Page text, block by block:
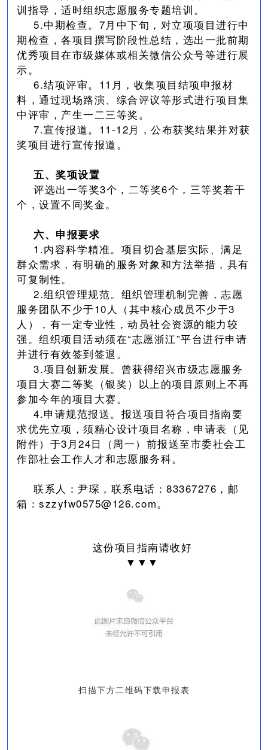
训指导，适时组织志愿服务专题培训。
5.中期检查。7月中下旬，对立项项目进行中
期检查，各项目撰写阶段性总结，选出一批前期
优秀项目在市级媒体或相关微信公众号等进行展
示。
6.结项评审。11月，收集项目结项申报材
料，通过现场路演、综合评议等形式进行项目集
中评审，产生一二三等奖。
7.宣传报道。11-12月，公布获奖结果并对获
奖项目进行宣传报道。
五、奖项设置
评选出一等奖3个，二等奖6个，三等奖若干
个，设置不同奖金。
六、申报要求
1.内容科学精准。项目切合基层实际、满足
群众需求，有明确的服务对象和方法举措，具有
可复制性。
2.组织管理规范。组织管理机制完善，志愿
服务团队不少于10人（其中核心成员不少于3
人），有一定专业性，动员社会资源的能力较
强。组织项目活动须在“志愿浙江”平台进行申请
并进行有效签到签退。
3.项目创新发展。曾获得绍兴市级志愿服务
项目大赛二等奖（银奖）以上的项目原则上不再
参加今年的项目大赛。
4.申请规范报送。报送项目符合项目指南要
求优先立项，须精心设计项目名称，申请表（见
附件）于3月24日（周一）前报送至市委社会工
作部社会工作人才和志愿服务科。
联系人：尹琛，联系电话：83367276，邮
箱：szzyfw0575@126.com。
这份项目指南请收好
▼▼▼
扫描下方二维码下载申报表